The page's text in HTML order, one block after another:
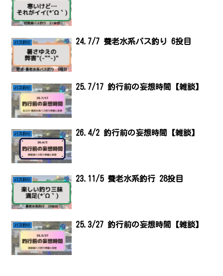
バス釣り 24.7/7 養老水系バス釣り 6投目
バス釣り 25.7/17 釣行前の妄想時間【雑談】
バス釣り 26.4/2 釣行前の妄想時間【雑談】
バス釣り 23.11/5 養老水系釣行 28投目
バス釣り 25.3/27 釣行前の妄想時間【雑談】